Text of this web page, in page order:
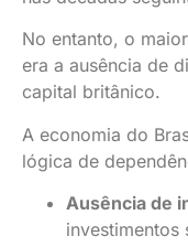
No entanto, o
era a ausência de
capital britânico.
A economia do
lógica de
Ausência de
investimentos